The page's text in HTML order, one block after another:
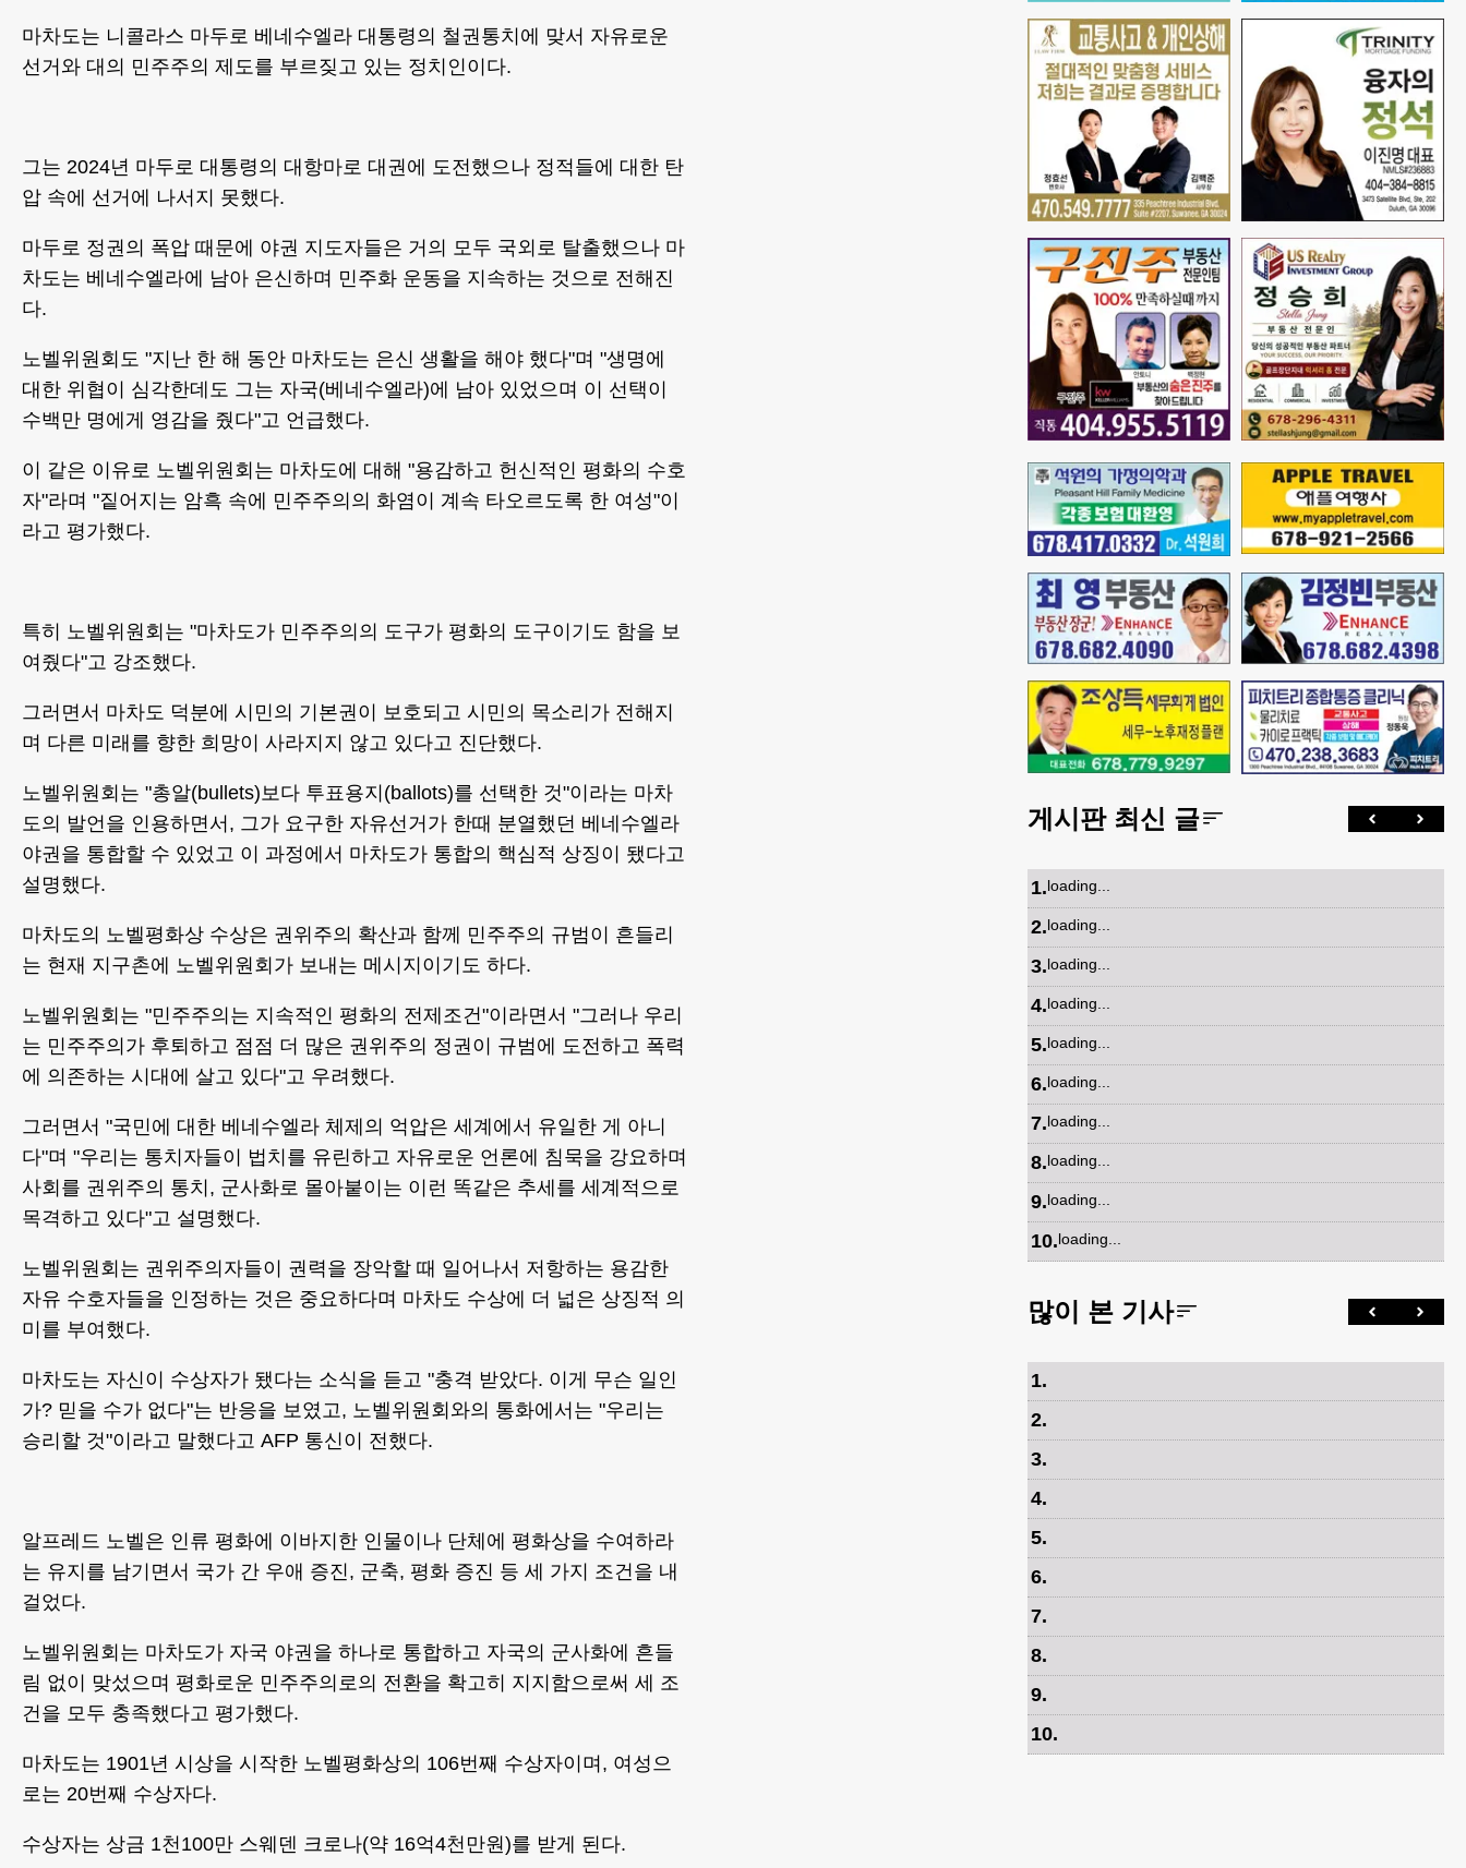
마차도는 니콜라스 마두로 베네수엘라 대통령의 철권통치에 맞서 자유로운
선거와 대의 민주주의 제도를 부르짖고 있는 정치인이다.
그는 2024년 마두로 대통령의 대항마로 대권에 도전했으나 정적들에 대한 탄
압 속에 선거에 나서지 못했다.
마두로 정권의 폭압 때문에 야권 지도자들은 거의 모두 국외로 탈출했으나 마
차도는 베네수엘라에 남아 은신하며 민주화 운동을 지속하는 것으로 전해진
다.
노벨위원회도 "지난 한 해 동안 마차도는 은신 생활을 해야 했다"며 "생명에
대한 위협이 심각한데도 그는 자국(베네수엘라)에 남아 있었으며 이 선택이
수백만 명에게 영감을 줬다"고 언급했다.
이 같은 이유로 노벨위원회는 마차도에 대해 "용감하고 헌신적인 평화의 수호
자"라며 "짙어지는 암흑 속에 민주주의의 화염이 계속 타오르도록 한 여성"이
라고 평가했다.
특히 노벨위원회는 "마차도가 민주주의의 도구가 평화의 도구이기도 함을 보
여줬다"고 강조했다.
그러면서 마차도 덕분에 시민의 기본권이 보호되고 시민의 목소리가 전해지
며 다른 미래를 향한 희망이 사라지지 않고 있다고 진단했다.
노벨위원회는 "총알(bullets)보다 투표용지(ballots)를 선택한 것"이라는 마차
도의 발언을 인용하면서, 그가 요구한 자유선거가 한때 분열했던 베네수엘라
야권을 통합할 수 있었고 이 과정에서 마차도가 통합의 핵심적 상징이 됐다고
설명했다.
마차도의 노벨평화상 수상은 권위주의 확산과 함께 민주주의 규범이 흔들리
는 현재 지구촌에 노벨위원회가 보내는 메시지이기도 하다.
노벨위원회는 "민주주의는 지속적인 평화의 전제조건"이라면서 "그러나 우리
는 민주주의가 후퇴하고 점점 더 많은 권위주의 정권이 규범에 도전하고 폭력
에 의존하는 시대에 살고 있다"고 우려했다.
그러면서 "국민에 대한 베네수엘라 체제의 억압은 세계에서 유일한 게 아니
다"며 "우리는 통치자들이 법치를 유린하고 자유로운 언론에 침묵을 강요하며
사회를 권위주의 통치, 군사화로 몰아붙이는 이런 똑같은 추세를 세계적으로
목격하고 있다"고 설명했다.
노벨위원회는 권위주의자들이 권력을 장악할 때 일어나서 저항하는 용감한
자유 수호자들을 인정하는 것은 중요하다며 마차도 수상에 더 넓은 상징적 의
미를 부여했다.
마차도는 자신이 수상자가 됐다는 소식을 듣고 "충격 받았다. 이게 무슨 일인
가? 믿을 수가 없다"는 반응을 보였고, 노벨위원회와의 통화에서는 "우리는
승리할 것"이라고 말했다고 AFP 통신이 전했다.
알프레드 노벨은 인류 평화에 이바지한 인물이나 단체에 평화상을 수여하라
는 유지를 남기면서 국가 간 우애 증진, 군축, 평화 증진 등 세 가지 조건을 내
걸었다.
노벨위원회는 마차도가 자국 야권을 하나로 통합하고 자국의 군사화에 흔들
림 없이 맞섰으며 평화로운 민주주의로의 전환을 확고히 지지함으로써 세 조
건을 모두 충족했다고 평가했다.
마차도는 1901년 시상을 시작한 노벨평화상의 106번째 수상자이며, 여성으
로는 20번째 수상자다.
수상자는 상금 1천100만 스웨덴 크로나(약 16억4천만원)를 받게 된다.
게시판 최신 글
1.loading...
2.loading...
3.loading...
4.loading...
5.loading...
6.loading...
7.loading...
8.loading...
9.loading...
10.loading...
많이 본 기사
1.
2.
3.
4.
5.
6.
7.
8.
9.
10.